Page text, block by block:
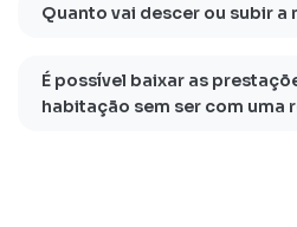
Quanto vai descer ou subir a
É possível baixar as
habitação sem ser com uma